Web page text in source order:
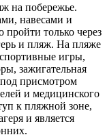
на побережье.
навесами и
только через
и пляж. На пляже
игры,
зажигательная
присмотром
и медицинского
к пляжной зоне,
и является